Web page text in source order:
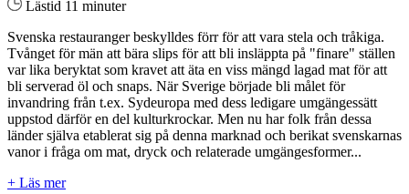
Lästid 11 minuter
Svenska restauranger beskylldes förr för att vara stela och tråkiga.
Tvånget för män att bära slips för att bli insläppta på "finare" ställen
var lika beryktat som kravet att äta en viss mängd lagad mat för att
bli serverad öl och snaps. När Sverige började bli målet för
invandring från t.ex. Sydeuropa med dess ledigare umgängessätt
uppstod därför en del kulturkrockar. Men nu har folk från dessa
länder själva etablerat sig på denna marknad och berikat svenskarnas
vanor i fråga om mat, dryck och relaterade umgängesformer...
+ Läs mer